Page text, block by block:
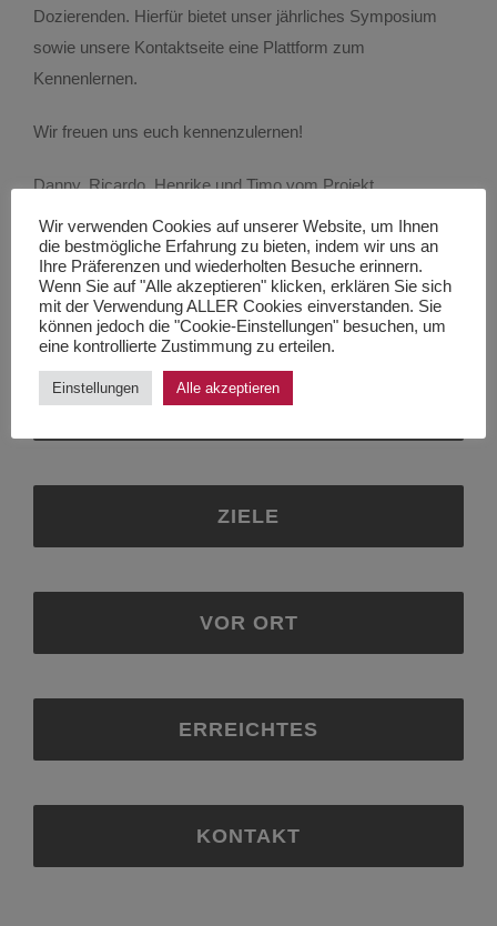
Viola – Kinderschutz in der Medizin
Dozierenden. Hierfür bietet unser jährliches Symposium
sowie unsere Kontaktseite eine Plattform zum
Kennenlernen.
Wir freuen uns euch kennenzulernen!
Danny, Ricardo, Henrike und Timo vom Projekt
“Internationale Medizinstudierende”
SYMPOSIUM 2018
ZIELE
VOR ORT
ERREICHTES
KONTAKT
Wir verwenden Cookies auf unserer Website, um Ihnen
die bestmögliche Erfahrung zu bieten, indem wir uns an
Ihre Präferenzen und wiederholten Besuche erinnern.
Wenn Sie auf "Alle akzeptieren" klicken, erklären Sie sich
mit der Verwendung ALLER Cookies einverstanden. Sie
können jedoch die "Cookie-Einstellungen" besuchen, um
eine kontrollierte Zustimmung zu erteilen.
Einstellungen Alle akzeptieren